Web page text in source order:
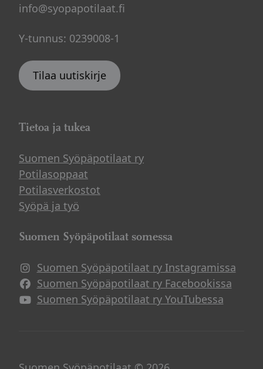
info@syopapotilaat.fi
Y-tunnus: 0239008-1
Tilaa uutiskirje
Tietoa ja tukea
Suomen Syöpäpotilaat ry
Potilasoppaat
Potilasverkostot
Syöpä ja työ
Suomen Syöpäpotilaat somessa
Suomen Syöpäpotilaat ry Instagramissa
Suomen Syöpäpotilaat ry Facebookissa
Suomen Syöpäpotilaat ry YouTubessa